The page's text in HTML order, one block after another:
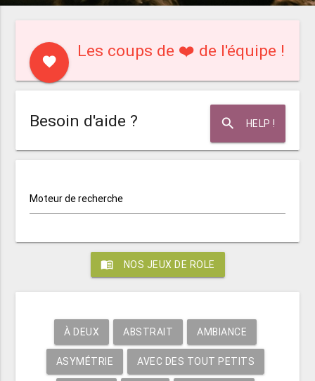
favorite
Les coups de ❤️ de l'équipe !
search HELP !
Besoin d'aide ?
Moteur de recherche
menu_book NOS JEUX DE ROLE
À DEUX ABSTRAIT AMBIANCE
ASYMÉTRIE AVEC DES TOUT PETITS